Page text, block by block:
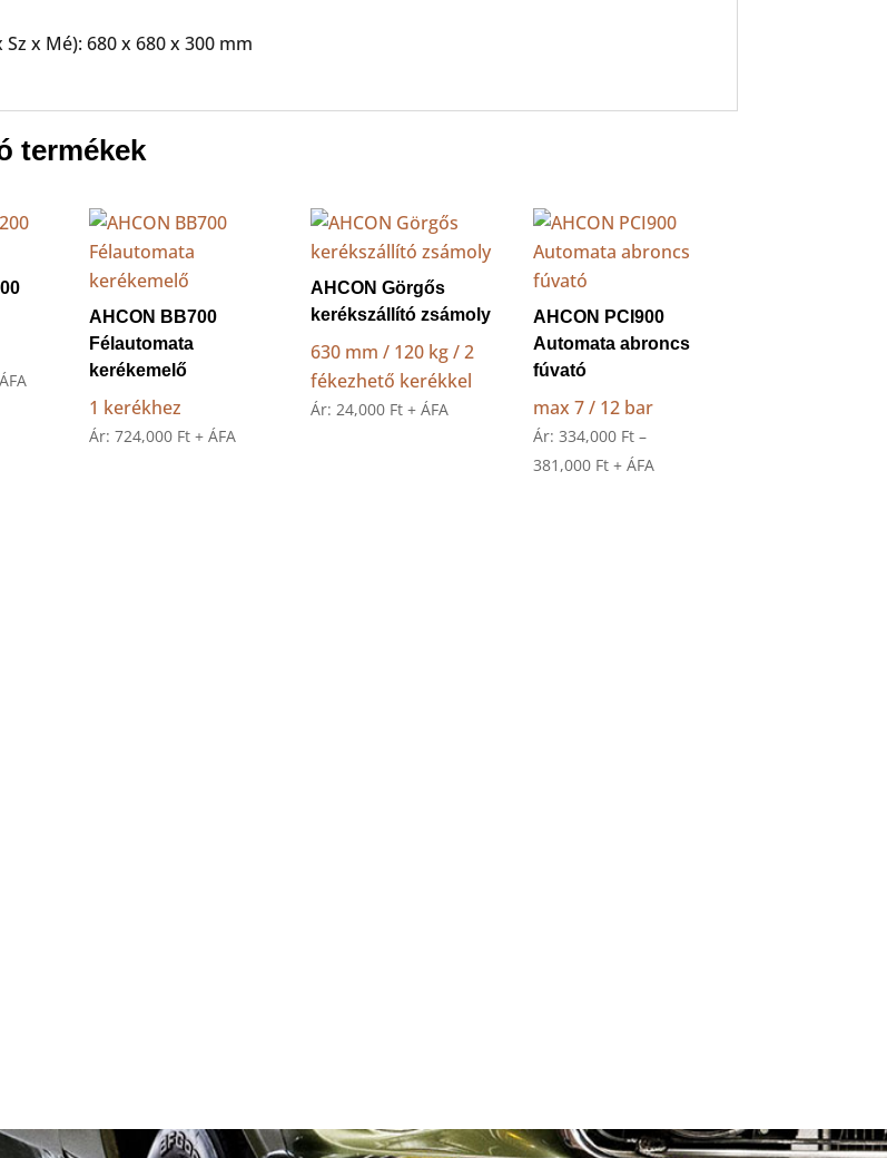
x Mé): 680 x 680 x 300 mm
termékek
AHCON BB700
Félautomata
kerékemelő
1 kerékhez
Ár: 724,000 Ft + ÁFA
AHCON Görgős
kerékszállító zsámoly
630 mm / 120 kg / 2
fékezhető kerékkel
Ár: 24,000 Ft + ÁFA
AHCON PCI900
Automata abroncs
fúvató
max 7 / 12 bar
Ár: 334,000 Ft –
381,000 FtÁrtartomány:
+ ÁFA